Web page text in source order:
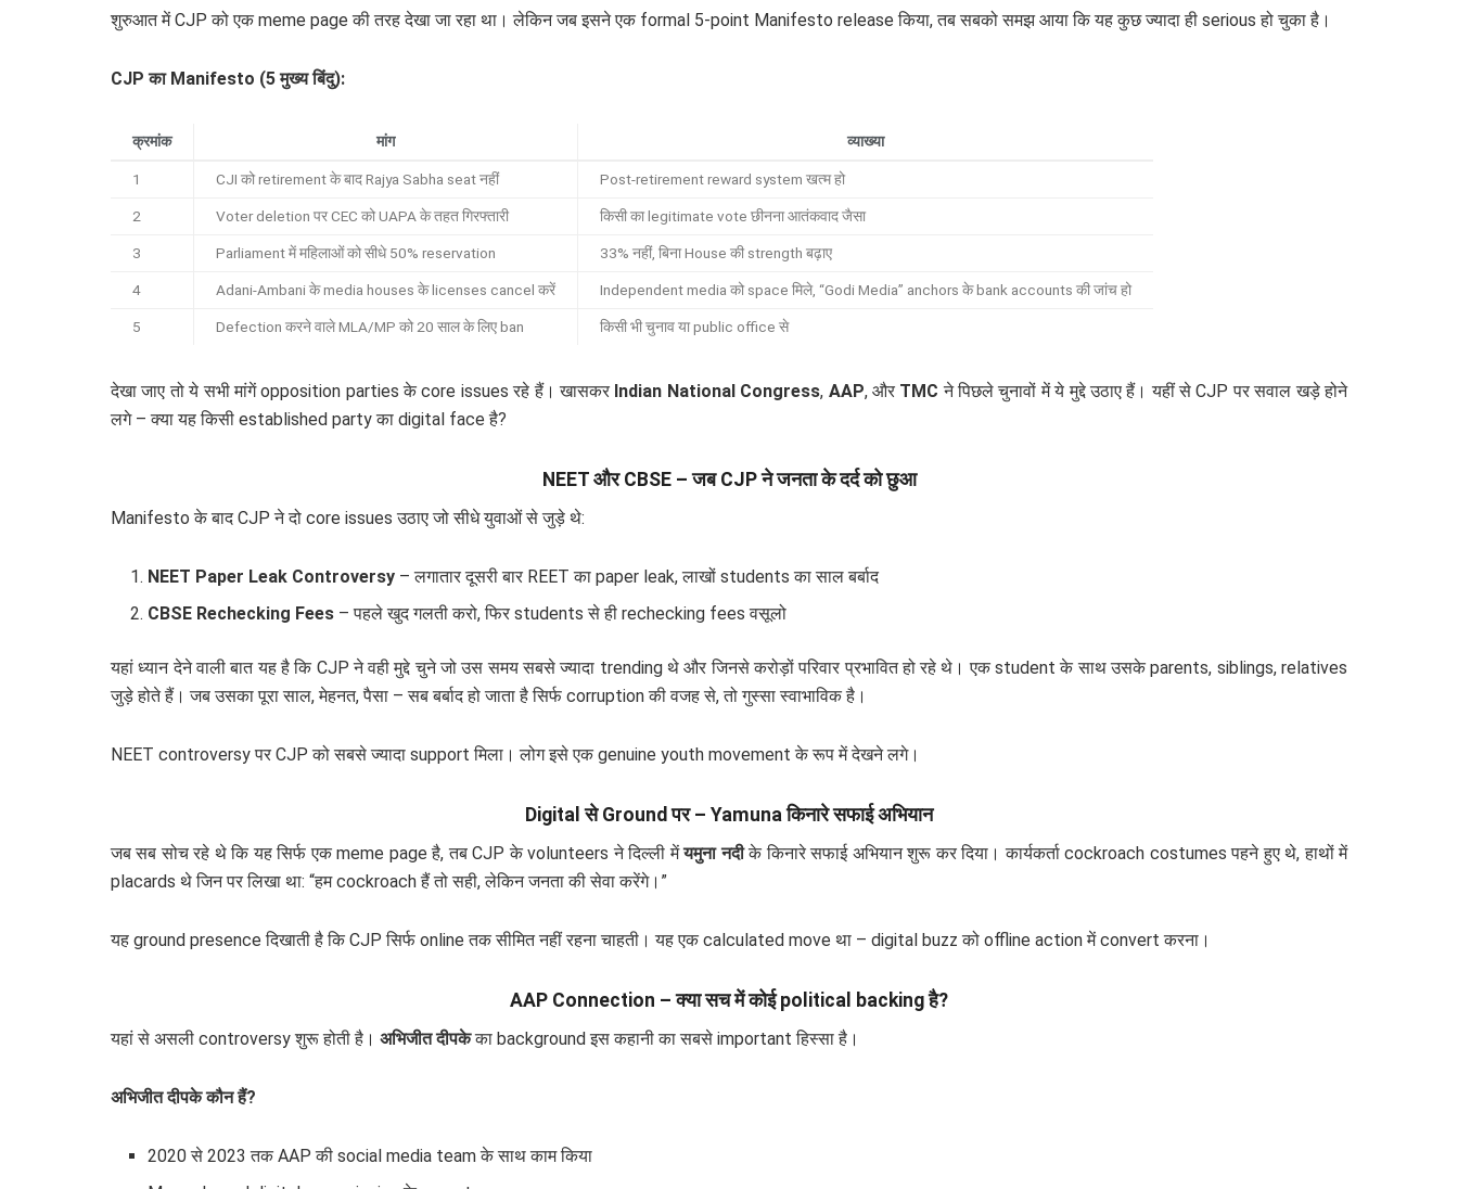
शुरुआत में CJP को एक meme page की तरह देखा जा रहा था। लेकिन जब इसने एक formal 5-point Manifesto release किया, तब सबको समझ आया कि यह कुछ ज्यादा ही serious हो चुका है।
CJP का Manifesto (5 मुख्य बिंदु):
क्रमांक मांग व्याख्या
1 CJI को retirement के बाद Rajya Sabha seat नहीं Post-retirement reward system खत्म हो
2 Voter deletion पर CEC को UAPA के तहत गिरफ्तारी किसी का legitimate vote छीनना आतंकवाद जैसा
3 Parliament में महिलाओं को सीधे 50% reservation 33% नहीं, बिना House की strength बढ़ाए
4 Adani-Ambani के media houses के licenses cancel करें Independent media को space मिले, “Godi Media” anchors के bank accounts की जांच हो
5 Defection करने वाले MLA/MP को 20 साल के लिए ban किसी भी चुनाव या public office से
देखा जाए तो ये सभी मांगें opposition parties के core issues रहे हैं। खासकर Indian National Congress, AAP, और TMC ने पिछले चुनावों में ये मुद्दे उठाए हैं। यहीं से CJP पर सवाल खड़े होने
लगे – क्या यह किसी established party का digital face है?
NEET और CBSE – जब CJP ने जनता के दर्द को छुआ
Manifesto के बाद CJP ने दो core issues उठाए जो सीधे युवाओं से जुड़े थे:
NEET Paper Leak Controversy – लगातार दूसरी बार REET का paper leak, लाखों students का साल बर्बाद
CBSE Rechecking Fees – पहले खुद गलती करो, फिर students से ही rechecking fees वसूलो
यहां ध्यान देने वाली बात यह है कि CJP ने वही मुद्दे चुने जो उस समय सबसे ज्यादा trending थे और जिनसे करोड़ों परिवार प्रभावित हो रहे थे। एक student के साथ उसके parents, siblings, relatives
जुड़े होते हैं। जब उसका पूरा साल, मेहनत, पैसा – सब बर्बाद हो जाता है सिर्फ corruption की वजह से, तो गुस्सा स्वाभाविक है।
NEET controversy पर CJP को सबसे ज्यादा support मिला। लोग इसे एक genuine youth movement के रूप में देखने लगे।
Digital से Ground पर – Yamuna किनारे सफाई अभियान
जब सब सोच रहे थे कि यह सिर्फ एक meme page है, तब CJP के volunteers ने दिल्ली मेंयमुना नदीके किनारे सफाई अभियान शुरू कर दिया। कार्यकर्ता cockroach costumes पहने हुए थे, हाथों में
placards थे जिन पर लिखा था: “हम cockroach हैं तो सही, लेकिन जनता की सेवा करेंगे।”
यह ground presence दिखाती है कि CJP सिर्फ online तक सीमित नहीं रहना चाहती। यह एक calculated move था – digital buzz को offline action में convert करना।
AAP Connection – क्या सच में कोई political backing है?
यहां से असली controversy शुरू होती है। अभिजीत दीपकेका background इस कहानी का सबसे important हिस्सा है।
अभिजीत दीपके कौन हैं?
2020 से 2023 तक AAP की social media team के साथ काम किया